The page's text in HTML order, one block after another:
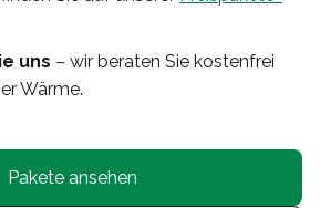
uns – wir beraten Sie kostenfrei
Wärme.
Pakete ansehen